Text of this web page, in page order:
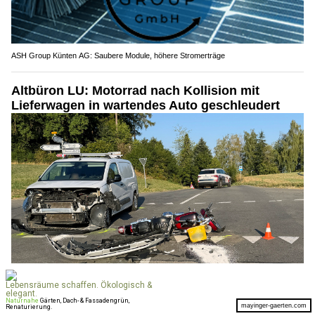
ASH Group Künten AG: Saubere Module, höhere Stromerträge
Altbüron LU: Motorrad nach Kollision mit
Lieferwagen in wartendes Auto geschleudert